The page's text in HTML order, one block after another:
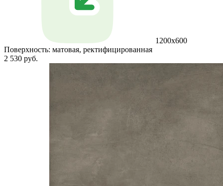
1200x600
Поверхность: матовая, ректифицированная
2 530 руб.